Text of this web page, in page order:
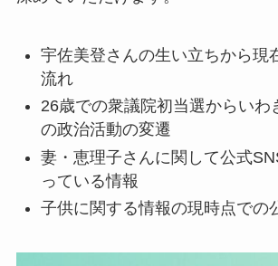
宇佐美登さんの生い立ちから現
流れ
26歳での衆議院初当選からいわ
の政治活動の変遷
妻・恵理子さんに関して公式
っている情報
子供に関する情報の現時点での